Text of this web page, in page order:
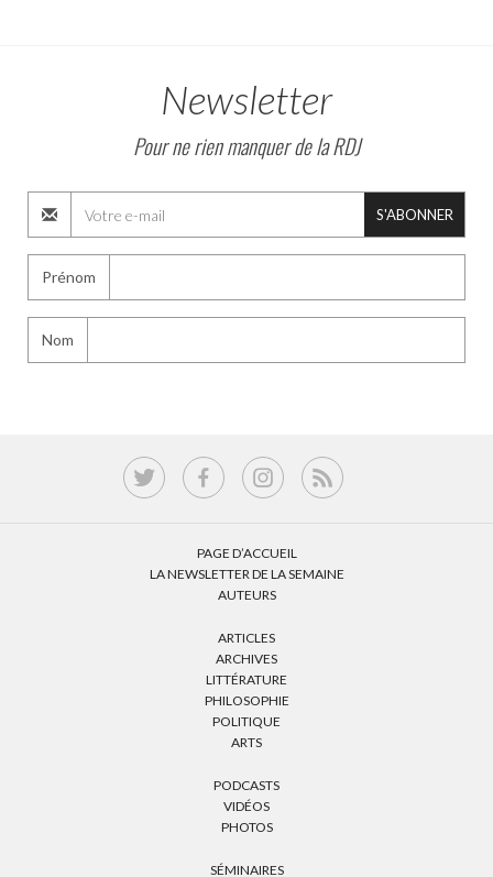
Newsletter
Pour ne rien manquer de la RDJ
S'ABONNER
Prénom
Nom
PAGE D’ACCUEIL
LA NEWSLETTER DE LA SEMAINE
AUTEURS
ARTICLES
ARCHIVES
LITTÉRATURE
PHILOSOPHIE
POLITIQUE
ARTS
PODCASTS
VIDÉOS
PHOTOS
SÉMINAIRES